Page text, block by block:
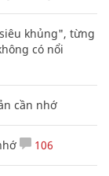
khủng", từng
có nổi
cần nhớ
106